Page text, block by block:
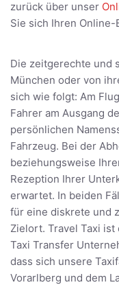
zurück über unser
Sie sich Ihren Online-
Die zeitgerechte und
München oder von
sich wie folgt: Am
Fahrer am Ausgang
persönlichen
Fahrzeug. Bei der
beziehungsweise
Rezeption Ihrer
erwartet. In beiden
für eine diskrete und
Zielort. Travel Taxi
Taxi Transfer
dass sich unsere
Vorarlberg und dem